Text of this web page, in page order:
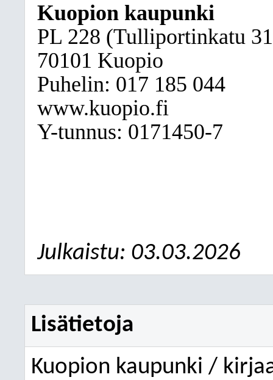
Kuopion kaupunki
PL 228 (Tulliportinkatu
70101 Kuopio
Puhelin: 017 185 044
www.kuopio.fi
Y-tunnus: 0171450-7
Julkaistu: 03.03.2026
Lisätietoja
Kuopion kaupunki /